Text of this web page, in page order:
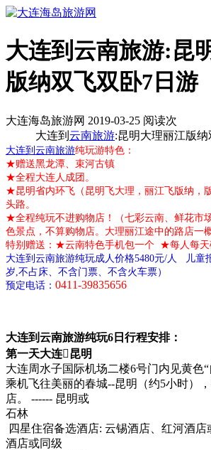
大连到云南旅游:昆
版纳双飞双卧7日游
大连海岛旅游网 2019-03-25 阅读次
大连到 云南旅游:昆明大理丽江版
大连到云南旅游纯玩游特色：
★赠送黑龙潭、束河古镇
★全程大连人成团。
★昆明省内环飞（昆明飞大理，丽江飞版纳，
头路。
★全程纯玩不进购物店！（七彩云南、鲜花市
色景点，不算购物店。大理丽江途中的路店一
特别赠送：★云南特色手机包一个 ★每人每天
大连到云南旅游纯玩成人价格5480元/人 儿童
岁,不占床、不含门票、不含火车票）
预定电话： 0411-39835656
大连到云南旅游纯玩6日行程安排：
第一天大连昆明
大连周水子国际机场二楼6号门内见黄色“
乘机飞往美丽的春城--昆明（约5小时）
店。 ------ 昆明或
石林
四星住宿备选酒店: 云锡酒店、红河酒店
酒店或同级